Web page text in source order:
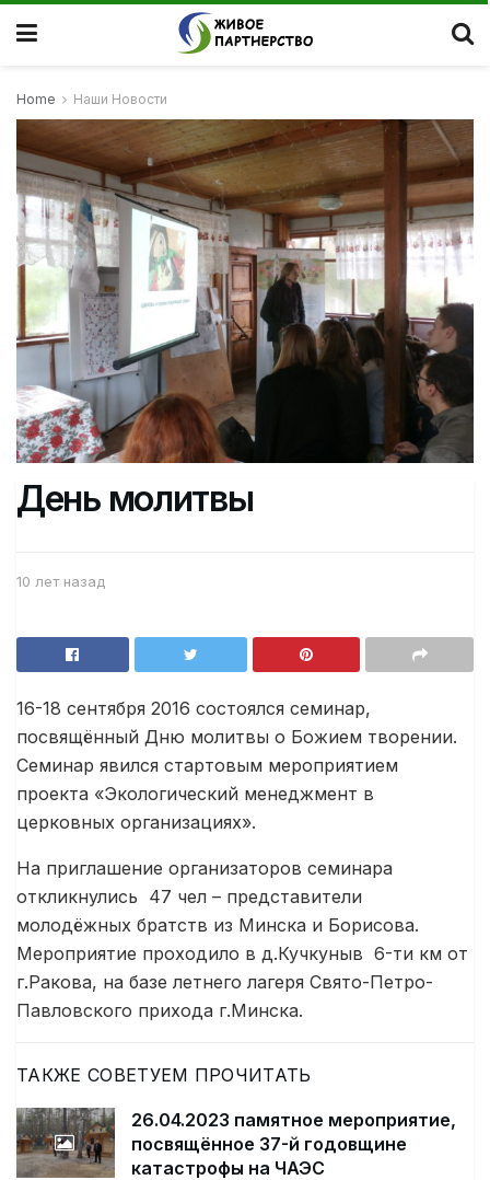
Home Наши Новости
День молитвы
10 лет назад
16-18 сентября 2016 состоялся семинар,
посвящённый Дню молитвы о Божием творении.
Семинар явился стартовым мероприятием
проекта «Экологический менеджмент в
церковных организациях».
На приглашение организаторов семинара
откликнулись 47 чел – представители
молодёжных братств из Минска и Борисова.
Мероприятие проходило в д.Кучкуныв 6-ти км от
г.Ракова, на базе летнего лагеря Свято-Петро-
Павловского прихода г.Минска.
ТАКЖЕ СОВЕТУЕМ ПРОЧИТАТЬ
26.04.2023 памятное мероприятие,
посвящённое 37-й годовщине
катастрофы на ЧАЭС